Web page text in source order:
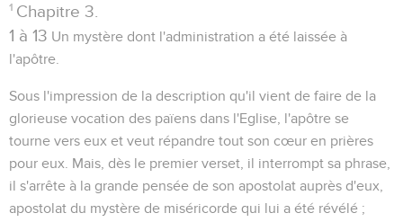
1 Chapitre 3.
1 à 13 Un mystère dont l'administration a été laissée à
l'apôtre.
Sous l'impression de la description qu'il vient de faire de la
glorieuse vocation des païens dans l'Eglise, l'apôtre se
tourne vers eux et veut répandre tout son cœur en prières
pour eux. Mais, dès le premier verset, il interrompt sa phrase,
il s'arrête à la grande pensée de son apostolat auprès d'eux,
apostolat du mystère de miséricorde qui lui a été révélé ;